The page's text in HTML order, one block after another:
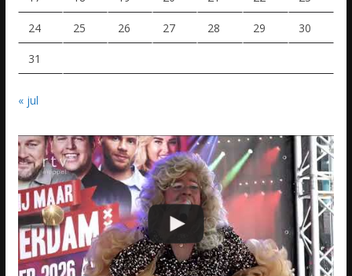
24 25 26 27 28 29 30
31
« jul